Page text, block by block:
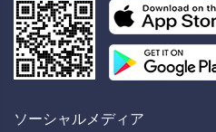
ソーシャルメディア